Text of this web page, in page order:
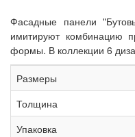
Фасадные панели
имитируют комбинацию
формы. В коллекции 6
Размеры
Толщина
Упаковка